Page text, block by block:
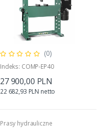
(0)
Indeks: COMP-EP40
27 900,00 PLN
22 682,93 PLN netto
Prasy hydrauliczne